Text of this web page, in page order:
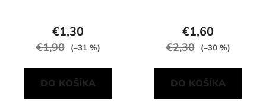
€1,30
€1,90 (–31 %)
DO KOŠÍKA
€1,60
€2,30 (–30 %)
DO KOŠÍKA